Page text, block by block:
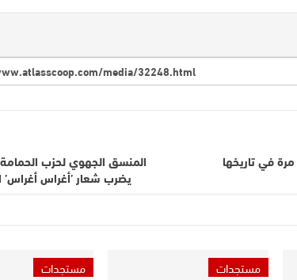
في تاريخها المنسق الجهوي لحزب
يضرب شعار ’أغراس
مستجدات مستجدات